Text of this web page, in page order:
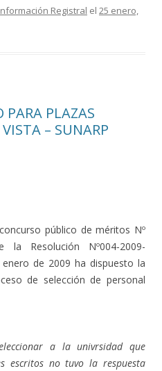
Registral el 25 enero,
PARA PLAZAS
– SUNARP
público de méritos Nº
la Resolución Nº004-2009-
de 2009 ha dispuesto la
de selección de personal
a la univrsidad que
escritos no tuvo la respuesta